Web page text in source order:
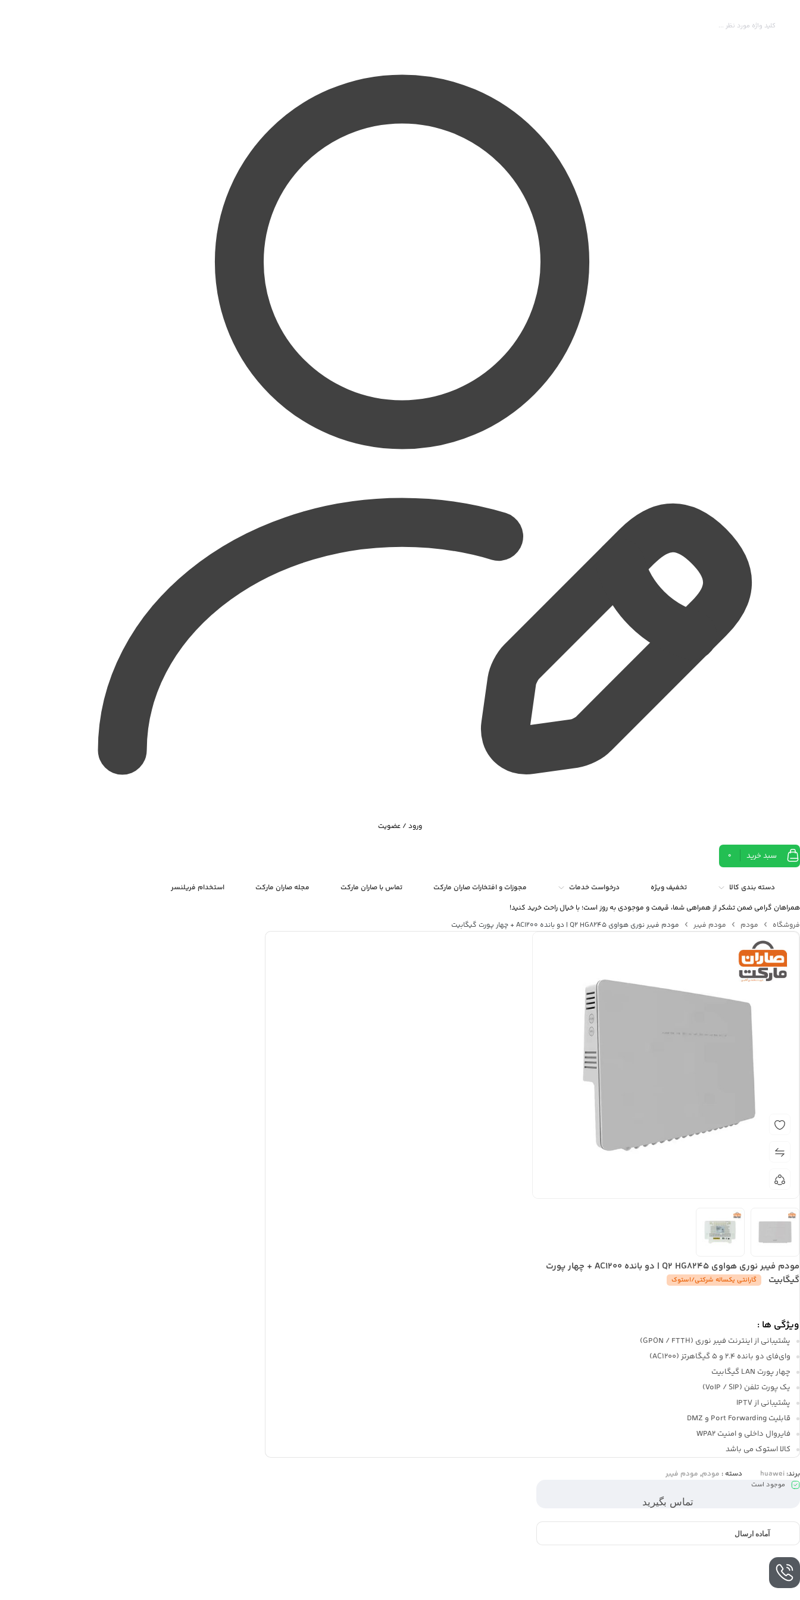
ورود / عضویت
سبد خرید 0
دسته بندی کالا تخفیف ویژه درخواست خدمات مجوزات و افتخارات صاران مارکت تماس با صاران مارکت مجله صاران مارکت
استخدام فریلنسر
همراهان گرامی ضمن تشکر از همراهی شما، قیمت و موجودی به روز است؛ با خیال راحت خرید کنید!
فروشگاه
مودم مودم فیبر مودم فیبر نوری هواوی Q2 HG8245 | دو بانده AC1200 + چهار پورت گیگابیت
مودم فیبر نوری هواوی Q2 HG8245 | دو بانده AC1200 + چهار پورت
گیگابیت
گارانتی یکساله شرکتی/استوک
ویژگی ها :
پشتیبانی از اینترنت فیبر نوری (GPON / FTTH)
وای‌فای دو بانده 2.4 و 5 گیگاهرتز (AC1200)
چهار پورت LAN گیگابیت
یک پورت تلفن (VoIP / SIP)
پشتیبانی از IPTV
قابلیت Port Forwarding و DMZ
فایروال داخلی و امنیت WPA2
کالا استوک می باشد
برند: huawei دسته : مودم, مودم فیبر
موجود است
تماس بگیرید
آماده ارسال